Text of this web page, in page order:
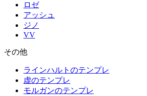
ロゼ
アッシュ
ジノ
VV
その他
ラインハルトのテンプレ
虚のテンプレ
モルガンのテンプレ